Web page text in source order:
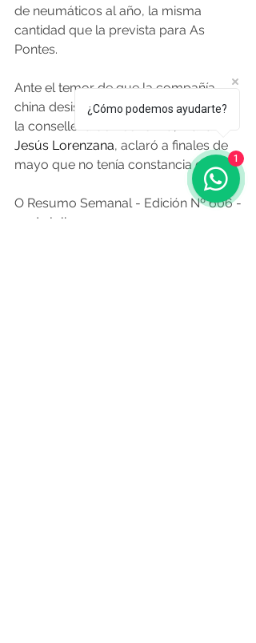
de neumáticos al año, la misma
cantidad que la prevista para As
Pontes.
Ante el temor de que la compañía
china desistiese del proyecto gallego,
la conselleira de Economía,
Jesús Lorenzana, aclaró a finales de
mayo que no tenía constancia de ello.
O Resumo Semanal - Edición Nº 606 -
25 de julio
¿Cómo podemos ayudarte?
1